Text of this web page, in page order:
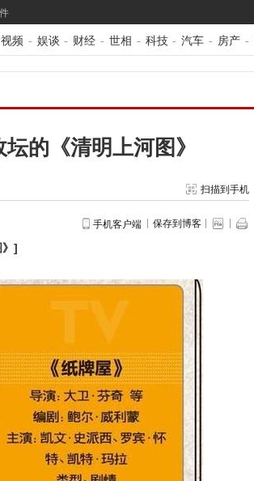
视频 - 娱谈 - 财经 - 世相 - 科技 - 汽车 - 房产 -
的《清明上河图》
扫描到手机
手机客户端 保存到博客
]